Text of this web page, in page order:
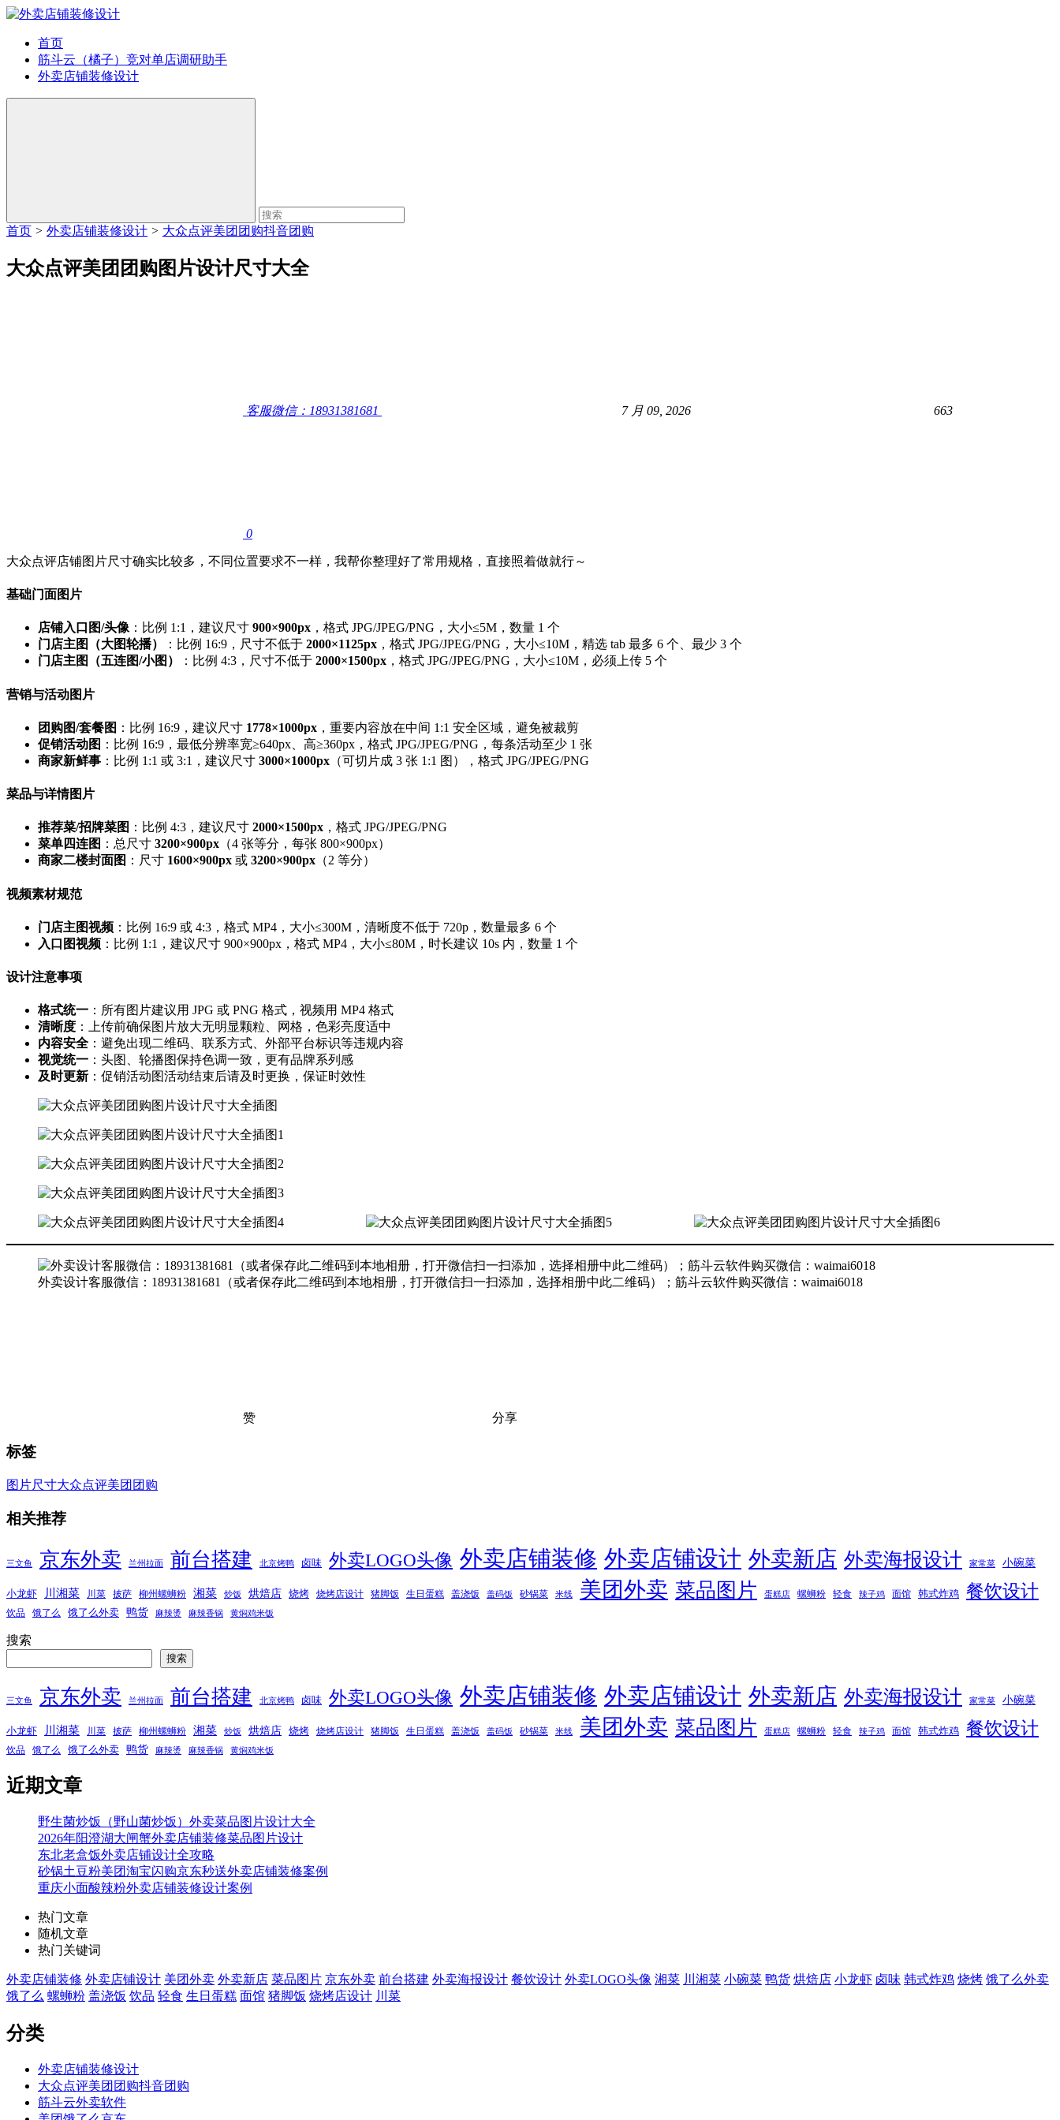
首页
筋斗云（橘子）竞对单店调研助手
外卖店铺装修设计
首页 > 外卖店铺装修设计 > 大众点评美团团购抖音团购
大众点评美团团购图片设计尺寸大全
客服微信：18931381681 7 月 09, 2026 663
0
大众点评店铺图片尺寸确实比较多，不同位置要求不一样，我帮你整理好了常用规格，直接照着做就行～
基础门面图片
​店铺入口图/头像​ ​：比例 1:1，建议尺寸 ​ ​900×900px​ ​，格式 JPG/JPEG/PNG，大小≤5M，数量 1 个
​门店主图（大图轮播）​
​：比例 16:9，尺寸不低于 ​ ​2000×1125px​ ​，格式 JPG/JPEG/PNG，大小≤10M，精选 tab 最多 6 个、最少 3 个
​门店主图（五连图/小图）​
​：比例 4:3，尺寸不低于 ​ ​2000×1500px​ ​，格式 JPG/JPEG/PNG，大小≤10M，必须上传 5 个
营销与活动图片
​团购图/套餐图​ ​：比例 16:9，建议尺寸 ​ ​1778×1000px​ ​，重要内容放在中间 1:1 安全区域，避免被裁剪
​促销活动图​ ​：比例 16:9，最低分辨率宽≥640px、高≥360px，格式 JPG/JPEG/PNG，每条活动至少 1 张
​商家新鲜事​ ​：比例 1:1 或 3:1，建议尺寸 ​ ​3000×1000px​ ​（可切片成 3 张 1:1 图），格式 JPG/JPEG/PNG
菜品与详情图片
​推荐菜/招牌菜图​ ​：比例 4:3，建议尺寸 ​ ​2000×1500px​ ​，格式 JPG/JPEG/PNG
​菜单四连图​ ​：总尺寸 ​ ​3200×900px​ ​（4 张等分，每张 800×900px）
​商家二楼封面图​ ​：尺寸 ​ ​1600×900px​ ​ 或 ​ ​3200×900px​ ​（2 等分）
视频素材规范
​门店主图视频​ ​：比例 16:9 或 4:3，格式 MP4，大小≤300M，清晰度不低于 720p，数量最多 6 个
​入口图视频​ ​：比例 1:1，建议尺寸 900×900px，格式 MP4，大小≤80M，时长建议 10s 内，数量 1 个
设计注意事项
​格式统一​ ​：所有图片建议用 JPG 或 PNG 格式，视频用 MP4 格式
​清晰度​ ​：上传前确保图片放大无明显颗粒、网格，色彩亮度适中
​内容安全​ ​：避免出现二维码、联系方式、外部平台标识等违规内容
​视觉统一​ ​：头图、轮播图保持色调一致，更有品牌系列感
​及时更新​ ​：促销活动图活动结束后请及时更换，保证时效性
外卖设计客服微信：18931381681（或者保存此二维码到本地相册，打开微信扫一扫添加，选择相册中此二维码）；筋斗云软件购买微信：waimai6018
赞 分享
标签
图片尺寸大众点评美团团购
相关推荐
三文鱼 京东外卖 兰州拉面 前台搭建 北京烤鸭 卤味 外卖LOGO头像 外卖店铺装修 外卖店铺设计 外卖新店 外卖海报设计 家常菜 小碗菜
小龙虾 川湘菜 川菜 披萨 柳州螺蛳粉 湘菜 炒饭 烘焙店 烧烤 烧烤店设计 猪脚饭 生日蛋糕 盖浇饭 盖码饭 砂锅菜 米线 美团外卖 菜品图片 蛋糕店 螺蛳粉 轻食 辣子鸡 面馆 韩式炸鸡 餐饮设计
饮品 饿了么 饿了么外卖 鸭货 麻辣烫 麻辣香锅 黄焖鸡米饭
搜索
搜索
三文鱼 京东外卖 兰州拉面 前台搭建 北京烤鸭 卤味 外卖LOGO头像 外卖店铺装修 外卖店铺设计 外卖新店 外卖海报设计 家常菜 小碗菜
小龙虾 川湘菜 川菜 披萨 柳州螺蛳粉 湘菜 炒饭 烘焙店 烧烤 烧烤店设计 猪脚饭 生日蛋糕 盖浇饭 盖码饭 砂锅菜 米线 美团外卖 菜品图片 蛋糕店 螺蛳粉 轻食 辣子鸡 面馆 韩式炸鸡 餐饮设计
饮品 饿了么 饿了么外卖 鸭货 麻辣烫 麻辣香锅 黄焖鸡米饭
近期文章
野生菌炒饭（野山菌炒饭）外卖菜品图片设计大全
2026年阳澄湖大闸蟹外卖店铺装修菜品图片设计
东北老盒饭外卖店铺设计全攻略
砂锅土豆粉美团淘宝闪购京东秒送外卖店铺装修案例
重庆小面酸辣粉外卖店铺装修设计案例
热门文章
随机文章
热门关键词
外卖店铺装修 外卖店铺设计 美团外卖 外卖新店 菜品图片 京东外卖 前台搭建 外卖海报设计 餐饮设计 外卖LOGO头像 湘菜 川湘菜 小碗菜 鸭货 烘焙店 小龙虾 卤味 韩式炸鸡 烧烤 饿了么外卖
饿了么 螺蛳粉 盖浇饭 饮品 轻食 生日蛋糕 面馆 猪脚饭 烧烤店设计 川菜
分类
外卖店铺装修设计
大众点评美团团购抖音团购
筋斗云外卖软件